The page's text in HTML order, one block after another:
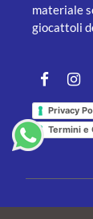
materiale
giocattoli
Facebook
Privacy
Termini e